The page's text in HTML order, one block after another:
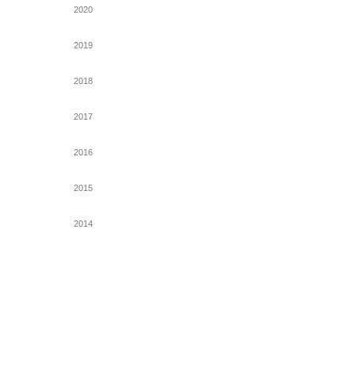
2020
2019
2018
2017
2016
2015
2014